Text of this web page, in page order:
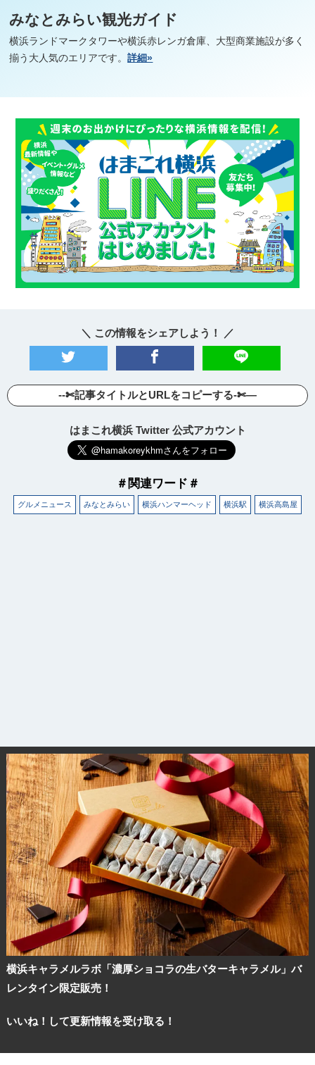
みなとみらい観光ガイド
横浜ランドマークタワーや横浜赤レンガ倉庫、大型商業施設が多く
揃う大人気のエリアです。詳細»
＼ この情報をシェアしよう！ ／
--✄記事タイトルとURLをコピーする-✄—
はまこれ横浜 Twitter 公式アカウント
＃関連ワード＃
グルメニュース みなとみらい 横浜ハンマーヘッド 横浜駅 横浜高島屋
横浜キャラメルラボ「濃厚ショコラの生バターキャラメル」バ
レンタイン限定販売！
いいね！して更新情報を受け取る！